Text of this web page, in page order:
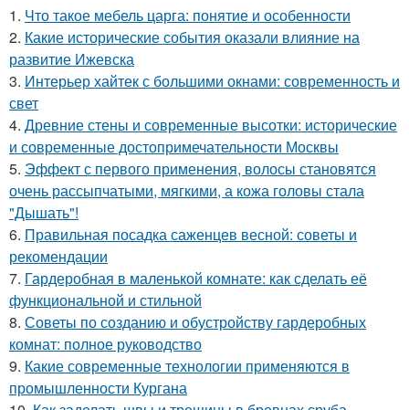
1. Что такое мебель царга: понятие и особенности
2. Какие исторические события оказали влияние на
развитие Ижевска
3. Интерьер хайтек с большими окнами: современность и
свет
4. Древние стены и современные высотки: исторические
и современные достопримечательности Москвы
5. Эффект с первого применения, волосы становятся
очень рассыпчатыми, мягкими, а кожа головы стала
"Дышать"!
6. Правильная посадка саженцев весной: советы и
рекомендации
7. Гардеробная в маленькой комнате: как сделать её
функциональной и стильной
8. Советы по созданию и обустройству гардеробных
комнат: полное руководство
9. Какие современные технологии применяются в
промышленности Кургана